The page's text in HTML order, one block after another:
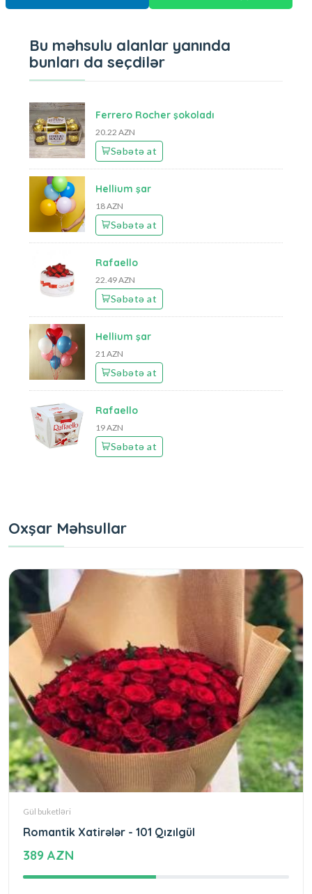
Bu məhsulu alanlar yanında
bunları da seçdilər
Ferrero Rocher şokoladı
20.22 AZN
Səbətə at
Hellium şar
18 AZN
Səbətə at
Rafaello
22.49 AZN
Səbətə at
Hellium şar
21 AZN
Səbətə at
Rafaello
19 AZN
Səbətə at
Oxşar Məhsullar
Gül buketləri
Romantik Xatirələr - 101 Qızılgül
389 AZN